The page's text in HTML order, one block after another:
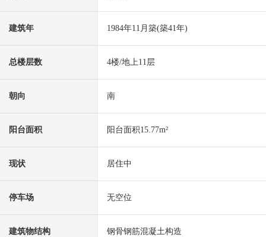
建筑年 1984年11月築(築41年)
总楼层数 4楼/地上11层
朝向 南
阳台面积 阳台面积15.77m²
现状 居住中
停车场 无空位
建筑物结构 钢骨钢筋混凝土构造